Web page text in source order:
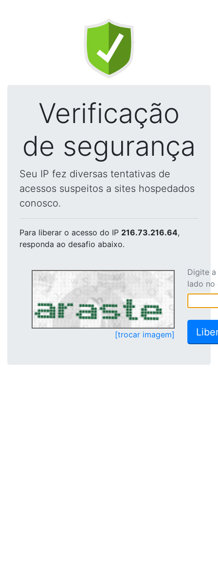
Verificação
de segurança
Seu IP fez diversas tentativas de
acessos suspeitos a sites hospedados
conosco.
Para liberar o acesso do IP 216.73.216.64,
responda ao desafio abaixo.
[trocar imagem]
Digite
lado no